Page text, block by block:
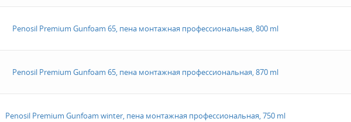
Penosil Premium Gunfoam 65, пена монтажная профессиональная, 800 ml
Penosil Premium Gunfoam 65, пена монтажная профессиональная, 870 ml
Penosil Premium Gunfoam winter, пена монтажная профессиональная, 750 ml